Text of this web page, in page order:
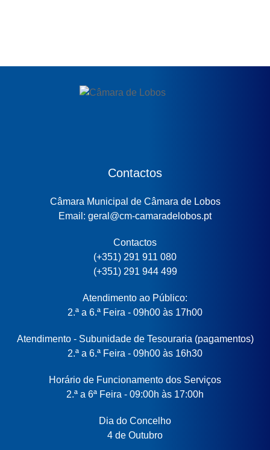
Contactos
Câmara Municipal de Câmara de Lobos
Email: geral@cm-camaradelobos.pt
Contactos
(+351) 291 911 080
(+351) 291 944 499
Atendimento ao Público:
2.ª a 6.ª Feira - 09h00 às 17h00
Atendimento - Subunidade de Tesouraria (pagamentos)
2.ª a 6.ª Feira - 09h00 às 16h30
Horário de Funcionamento dos Serviços
2.ª a 6ª Feira - 09:00h às 17:00h
Dia do Concelho
4 de Outubro